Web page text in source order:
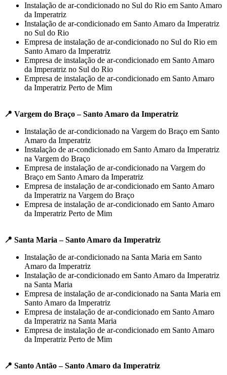
Instalação de ar-condicionado no Sul do Rio em Santo Amaro
da Imperatriz
Instalação de ar-condicionado em Santo Amaro da Imperatriz
no Sul do Rio
Empresa de instalação de ar-condicionado no Sul do Rio em
Santo Amaro da Imperatriz
Empresa de instalação de ar-condicionado em Santo Amaro
da Imperatriz no Sul do Rio
Empresa de instalação de ar-condicionado em Santo Amaro
da Imperatriz Perto de Mim
📍 Vargem do Braço – Santo Amaro da Imperatriz
Instalação de ar-condicionado na Vargem do Braço em Santo
Amaro da Imperatriz
Instalação de ar-condicionado em Santo Amaro da Imperatriz
na Vargem do Braço
Empresa de instalação de ar-condicionado na Vargem do
Braço em Santo Amaro da Imperatriz
Empresa de instalação de ar-condicionado em Santo Amaro
da Imperatriz na Vargem do Braço
Empresa de instalação de ar-condicionado em Santo Amaro
da Imperatriz Perto de Mim
📍 Santa Maria – Santo Amaro da Imperatriz
Instalação de ar-condicionado na Santa Maria em Santo
Amaro da Imperatriz
Instalação de ar-condicionado em Santo Amaro da Imperatriz
na Santa Maria
Empresa de instalação de ar-condicionado na Santa Maria em
Santo Amaro da Imperatriz
Empresa de instalação de ar-condicionado em Santo Amaro
da Imperatriz na Santa Maria
Empresa de instalação de ar-condicionado em Santo Amaro
da Imperatriz Perto de Mim
📍 Santo Antão – Santo Amaro da Imperatriz